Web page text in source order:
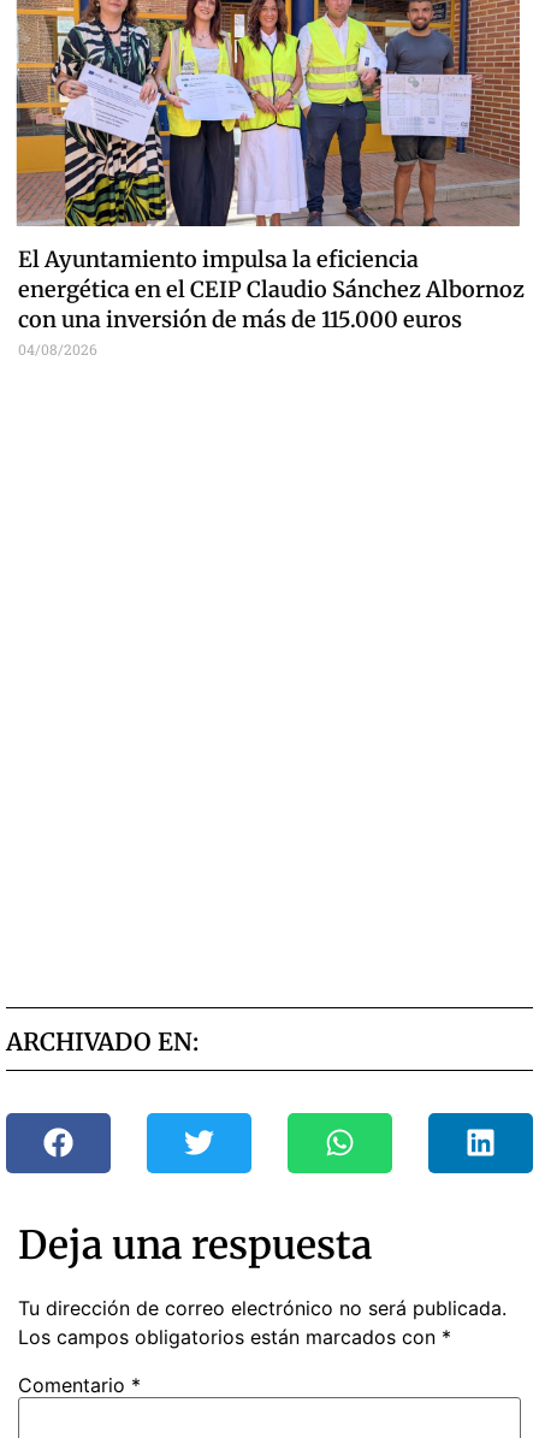
El Ayuntamiento impulsa la eficiencia
energética en el CEIP Claudio Sánchez Albornoz
con una inversión de más de 115.000 euros
04/08/2026
ARCHIVADO EN:
Deja una respuesta
Tu dirección de correo electrónico no será publicada.
Los campos obligatorios están marcados con *
Comentario *